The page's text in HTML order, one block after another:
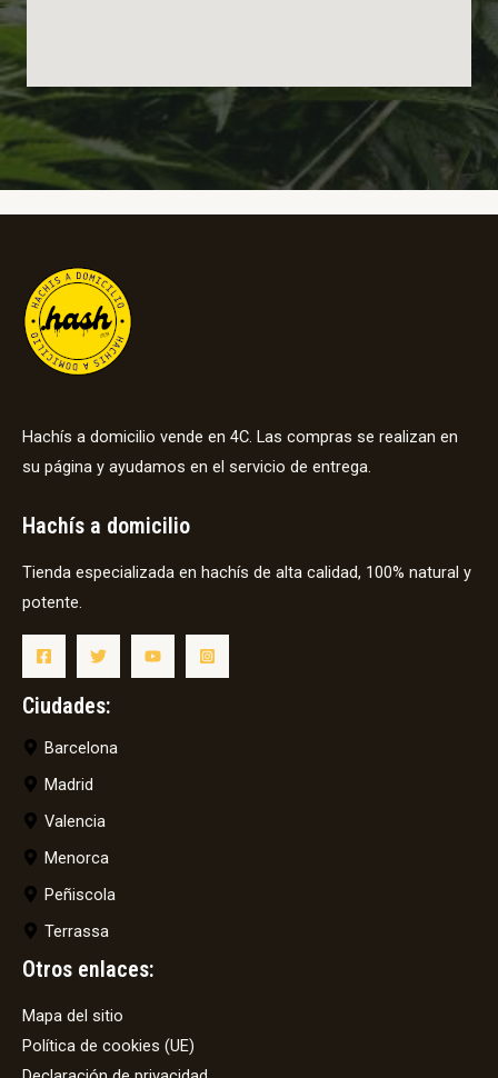
Hachís a domicilio vende en 4C. Las compras se realizan en
su página y ayudamos en el servicio de entrega.
Hachís a domicilio
Tienda especializada en hachís de alta calidad, 100% natural y
potente.
Ciudades:
Barcelona
Madrid
Valencia
Menorca
Peñiscola
Terrassa
Otros enlaces:
Mapa del sitio
Política de cookies (UE)